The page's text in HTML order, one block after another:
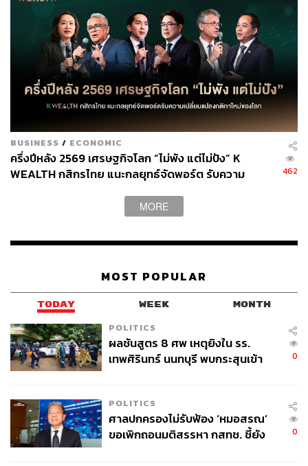
BUSINESS / ECONOMIC
ครึ่งปีหลัง 2569 เศรษฐกิจโลก “ไม่พัง แต่ไม่ปัง” K
WEALTH กสิกรไทย แนะกลยุทธ์จัดพอร์ต รับความ
462
MORE
MOST POPULAR
TODAY WEEK MONTH
POLITICS
ผลชันสูตร 8 ศพ เหตุยิงใน รร.
เทพศิรินทร์ นนทบุรี พบกระสุนเข้า
0
POLITICS
ศาลปกครองไม่รับฟ้อง ‘หมอสรณ’
ขอเพิกถอนมติสรรหา กสทช. ชี้ยัง
0